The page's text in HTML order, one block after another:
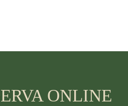
ONLINE